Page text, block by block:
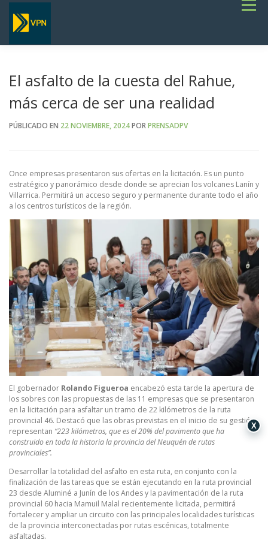
Saltar
contenido
Menú
SERVICIOS
GALERÍA
TERMINOS DE REFERENCIA GENERALES- OBRAS VIALES
El asfalto de la cuesta del Rahue,
más cerca de ser una realidad
PÚBLICADO EN 22 NOVIEMBRE, 2024PORPRENSADPV
Once empresas presentaron sus ofertas en la licitación. Es un punto
estratégico y panorámico desde donde se aprecian los volcanes Lanín y
Villarrica. Permitirá un acceso seguro y permanente durante todo el año
a los centros turísticos de la región.
El gobernador Rolando Figueroa encabezó esta tarde la apertura de
los sobres con las propuestas de las 11 empresas que se presentaron
en la licitación para asfaltar un tramo de 22 kilómetros de la ruta
provincial 46. Destacó que las obras previstas en el inicio de su gestión
representan “223 kilómetros, que es el 20% del pavimento que ha
construido en toda la historia la provincia del Neuquén de rutas
provinciales”.
Desarrollar la totalidad del asfalto en esta ruta, en conjunto con la
finalización de las tareas que se están ejecutando en la ruta provincial
23 desde Aluminé a Junín de los Andes y la pavimentación de la ruta
provincial 60 hacia Mamuil Malal recientemente licitada, permitirá
fortalecer y ampliar un circuito con las principales localidades turísticas
de la provincia interconectadas por rutas escénicas, totalmente
asfaltadas.
X